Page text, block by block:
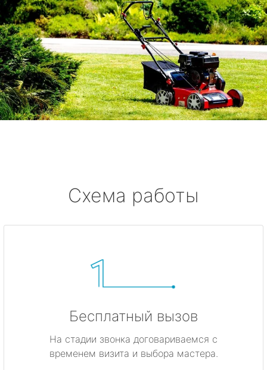
Схема работы
Бесплатный вызов
На стадии звонка договариваемся с
временем визита и выбора мастера.